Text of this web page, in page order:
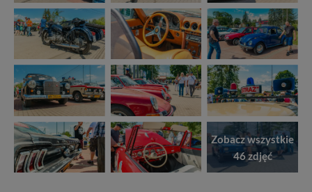
Zobacz wszystkie
46 zdjęć